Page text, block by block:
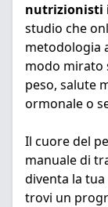
nutrizionisti
studio che
metodologia
modo mirato
peso, salute
ormonale o
Il cuore del
manuale di
diventa la
trovi un